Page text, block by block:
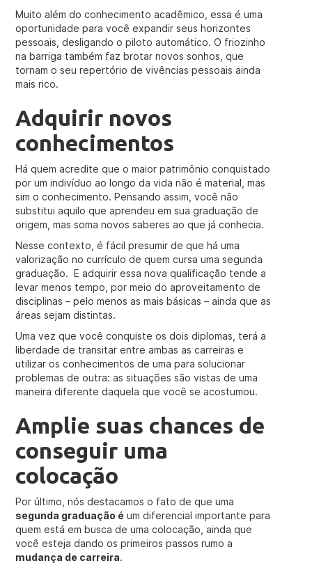
Muito além do conhecimento acadêmico, essa é uma
oportunidade para você expandir seus horizontes
pessoais, desligando o piloto automático. O friozinho
na barriga também faz brotar novos sonhos, que
tornam o seu repertório de vivências pessoais ainda
mais rico.
Adquirir novos
conhecimentos
Há quem acredite que o maior patrimônio conquistado
por um indivíduo ao longo da vida não é material, mas
sim o conhecimento. Pensando assim, você não
substitui aquilo que aprendeu em sua graduação de
origem, mas soma novos saberes ao que já conhecia.
Nesse contexto, é fácil presumir de que há uma
valorização no currículo de quem cursa uma segunda
graduação. E adquirir essa nova qualificação tende a
levar menos tempo, por meio do aproveitamento de
disciplinas – pelo menos as mais básicas – ainda que as
áreas sejam distintas.
Uma vez que você conquiste os dois diplomas, terá a
liberdade de transitar entre ambas as carreiras e
utilizar os conhecimentos de uma para solucionar
problemas de outra: as situações são vistas de uma
maneira diferente daquela que você se acostumou.
Amplie suas chances de
conseguir uma
colocação
Por último, nós destacamos o fato de que uma
segunda graduação é um diferencial importante para
quem está em busca de uma colocação, ainda que
você esteja dando os primeiros passos rumo a
mudança de carreira.